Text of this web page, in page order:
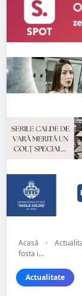
Acasă •
fosta i...
Actualitate